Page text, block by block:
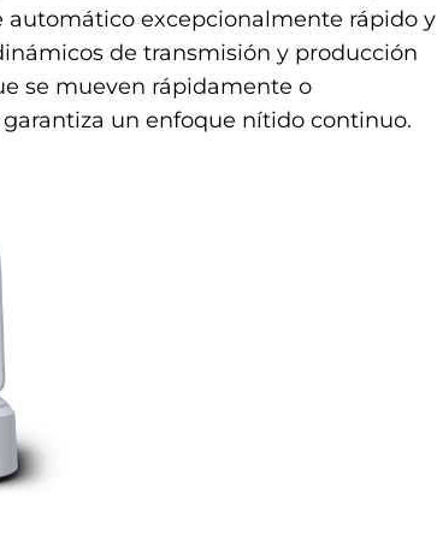
automático excepcionalmente rápido y
de transmisión y producción
se mueven rápidamente o
un enfoque nítido continuo.